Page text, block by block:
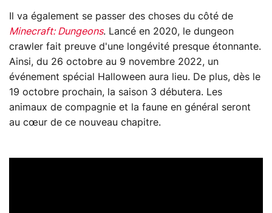
Il va également se passer des choses du côté de
Minecraft: Dungeons. Lancé en 2020, le dungeon
crawler fait preuve d'une longévité presque étonnante.
Ainsi, du 26 octobre au 9 novembre 2022, un
événement spécial Halloween aura lieu. De plus, dès le
19 octobre prochain, la saison 3 débutera. Les
animaux de compagnie et la faune en général seront
au cœur de ce nouveau chapitre.